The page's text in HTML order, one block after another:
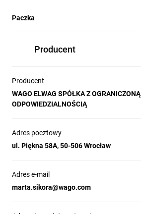
Paczka
Producent
Producent
WAGO ELWAG SPÓŁKA Z OGRANICZONĄ
ODPOWIEDZIALNOŚCIĄ
Adres pocztowy
ul. Piękna 58A, 50-506 Wrocław
Adres e-mail
marta.sikora@wago.com